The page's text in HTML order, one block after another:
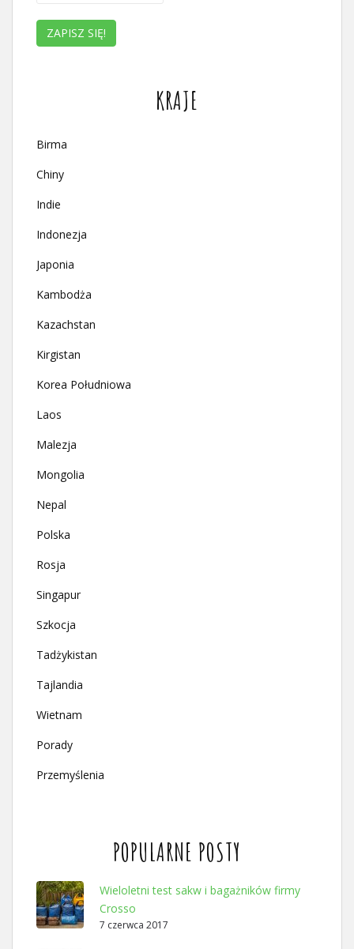
KRAJE
Birma
Chiny
Indie
Indonezja
Japonia
Kambodża
Kazachstan
Kirgistan
Korea Południowa
Laos
Malezja
Mongolia
Nepal
Polska
Rosja
Singapur
Szkocja
Tadżykistan
Tajlandia
Wietnam
Porady
Przemyślenia
POPULARNE POSTY
Wieloletni test sakw i bagażników firmy
Crosso
7 czerwca 2017